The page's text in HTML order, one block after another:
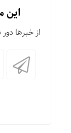
این
از خبرها